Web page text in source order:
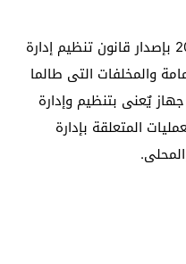
يهدف القانون رقم 202 لسنة 2020 بإصدار قانون تنظيم إدارة
والمخلفات التى طالما
يٌعنى بتنظيم وإدارة
المتعلقة بإدارة